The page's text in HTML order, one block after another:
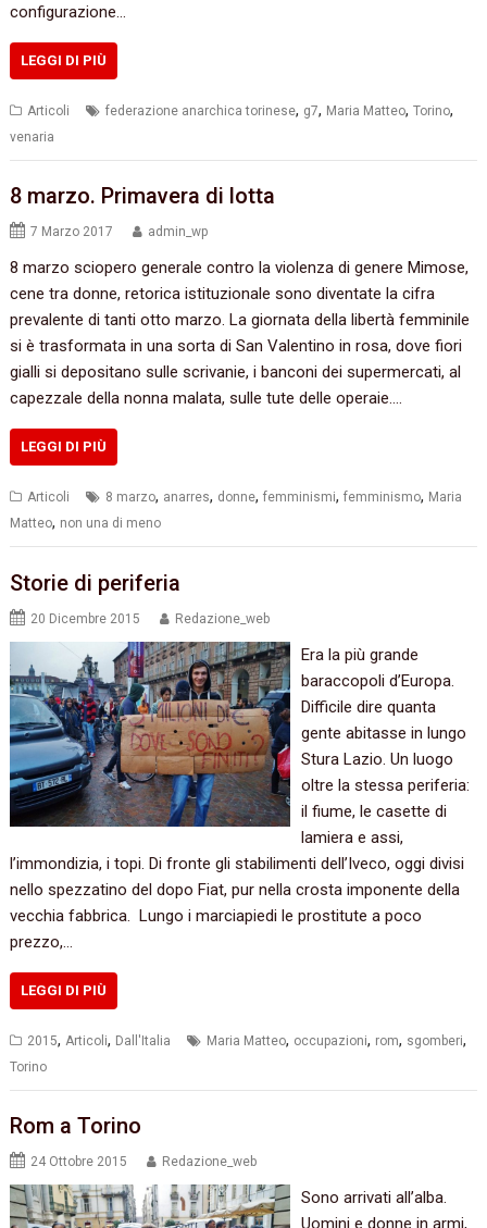
configurazione…
LEGGI DI PIÙ
Articoli federazione anarchica torinese, g7, Maria Matteo,Torino,
venaria
8 marzo. Primavera di lotta
7 Marzo 2017 admin_wp
8 marzo sciopero generale contro la violenza di genere Mimose,
cene tra donne, retorica istituzionale sono diventate la cifra
prevalente di tanti otto marzo. La giornata della libertà femminile
si è trasformata in una sorta di San Valentino in rosa, dove fiori
gialli si depositano sulle scrivanie, i banconi dei supermercati, al
capezzale della nonna malata, sulle tute delle operaie.…
LEGGI DI PIÙ
Articoli 8 marzo, anarres, donne,femminismi,femminismo, Maria
Matteo, non una di meno
Storie di periferia‭
20 Dicembre 2015 Redazione_web
‬Era la più grande
baraccopoli d’Europa.‭
‬Difficile dire quanta
gente abitasse in lungo
Stura Lazio.‭ ‬Un luogo
oltre la stessa periferia:‭
‬il fiume,‭ ‬le casette di
lamiera e assi,‭
‬l’immondizia,‭ ‬i topi.‭ ‬Di fronte gli stabilimenti dell’Iveco,‭ ‬oggi divisi
nello spezzatino del dopo Fiat,‭ ‬pur nella crosta imponente della
vecchia fabbrica.‭ ‬ Lungo i marciapiedi le prostitute a poco
prezzo,‭…
LEGGI DI PIÙ
2015, Articoli, Dall'Italia Maria Matteo, occupazioni, rom, sgomberi,
Torino
Rom a Torino
24 Ottobre 2015 Redazione_web
Sono arrivati all’alba.‭
‬Uomini e donne in armi,‭